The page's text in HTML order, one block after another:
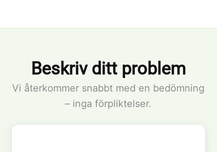
Beskriv ditt problem
Vi återkommer snabbt med en bedömning
– inga förpliktelser.